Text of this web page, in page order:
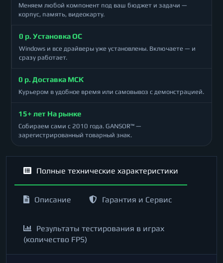
Меняем любой компонент под ваш бюджет и задачи —
корпус, память, видеокарту.
0 р. Установка ОС
Windows и все драйверы уже установлены. Включаете — и
сразу работает.
0 р. Доставка МСК
Курьером в удобное время или самовывоз с демонстрацией.
15+ лет На рынке
Собираем сами с 2010 года. GANSOR™ —
зарегистрированный товарный знак.
Полные технические характеристики
Описание Гарантия и Сервис
Результаты тестирования в играх
(количество FPS)